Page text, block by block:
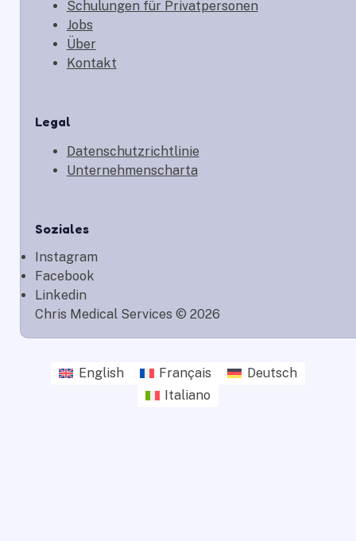
Schulungen für Privatpersonen
Jobs
Über
Kontakt
Legal
Datenschutzrichtlinie
Unternehmenscharta
Soziales
Instagram
Facebook
Linkedin
Chris Medical Services © 2026
English Français
Deutsch
Italiano